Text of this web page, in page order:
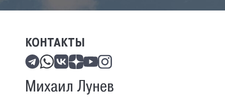
КОНТАКТЫ
Михаил Лунев